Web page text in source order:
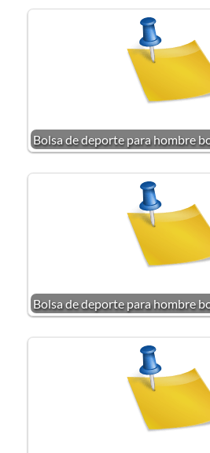
Bolsa de deporte para hombre
Bolsa de deporte para hombre